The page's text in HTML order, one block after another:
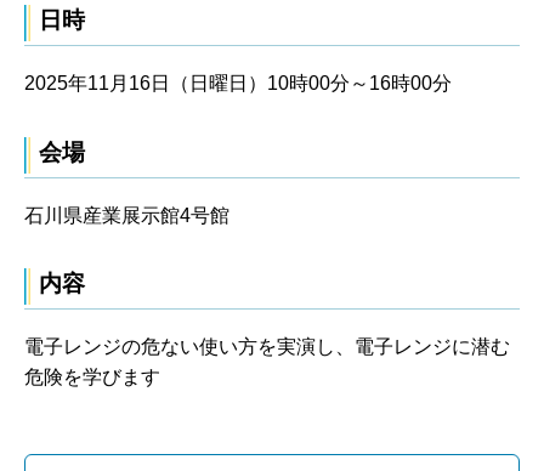
日時
2025年11月16日（日曜日）10時00分～16時00分
会場
石川県産業展示館4号館
内容
電子レンジの危ない使い方を実演し、電子レンジに潜む
危険を学びます